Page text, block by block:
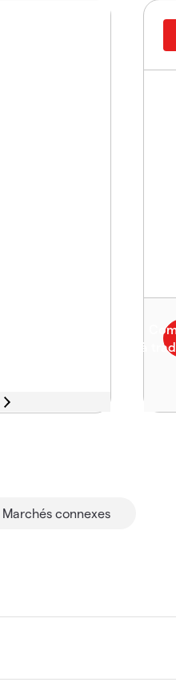
Marchés connexes